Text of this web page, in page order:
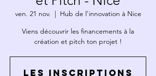
ven. 21 nov.
  |
Hub de l'innovation à Nice
Viens découvrir les financements à la
création et pitch ton projet !
Les inscriptions